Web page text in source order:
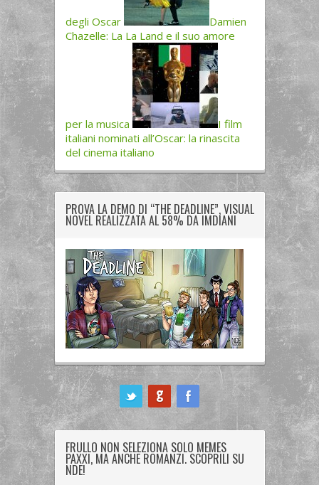
degli Oscar
Damien
Chazelle: La La Land e il suo amore
per la musica
I film
italiani nominati all’Oscar: la rinascita
del cinema italiano
PROVA LA DEMO DI “THE DEADLINE”, VISUAL
NOVEL REALIZZATA AL 58% DA IMDIANI
FRULLO NON SELEZIONA SOLO MEMES
PAXXI, MA ANCHE ROMANZI. SCOPRILI SU
NDE!